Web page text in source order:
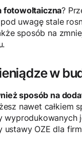
fotowoltaiczna?
uwagę stale
sposób na
w
sposób na
nawet całkiem
ustawy OZE dla